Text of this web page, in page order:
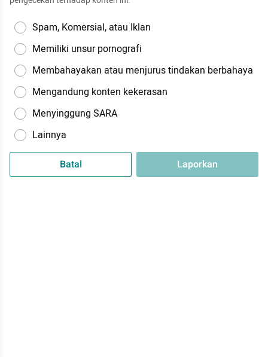
Spam, Komersial, atau Iklan
Memiliki unsur pornografi
Membahayakan atau menjurus tindakan berbahaya
Mengandung konten kekerasan
Menyinggung SARA
Lainnya
Batal Laporkan